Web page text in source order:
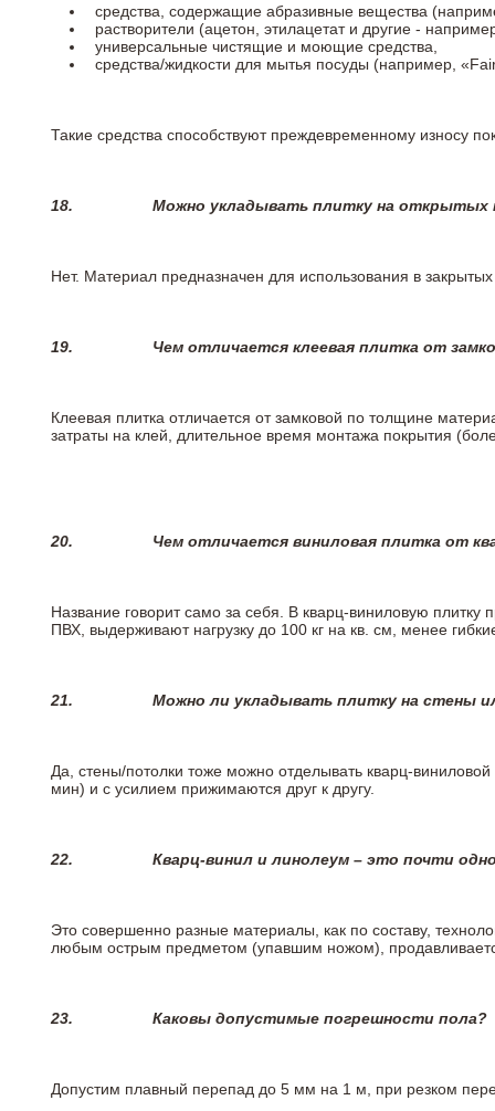
средства, содержащие абразивные вещества
растворители (ацетон, этилацетат и другие -
универсальные чистящие и моющие средства,
средства/жидкости для мытья посуды (например,
Такие средства способствуют преждевременному износу
18. Можно укладывать плитку на открытых
Нет. Материал предназначен для использования в
19. Чем отличается клеевая плитка от
Клеевая плитка отличается от замковой по толщине
затраты на клей, длительное время монтажа покрытия
20. Чем отличается виниловая плитка от
Название говорит само за себя. В кварц-виниловую
ПВХ, выдерживают нагрузку до 100 кг на кв. см, менее
21. Можно ли укладывать плитку на стены
Да, стены/потолки тоже можно отделывать кварц-
мин) и с усилием прижимаются друг к другу.
22. Кварц-винил и линолеум – это почти
Это совершенно разные материалы, как по составу,
любым острым предметом (упавшим ножом),
23. Каковы допустимые погрешности пола?
Допустим плавный перепад до 5 мм на 1 м, при резком